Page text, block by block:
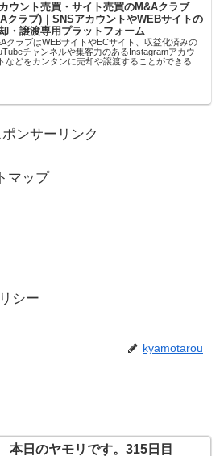
ウント売買・サイト売買のM&Aクラブ
クラブ)｜SNSアカウントやWEBサイトの
・譲渡専用プラットフォーム
クラブはWEBサイトやECサイト、収益化済みの
チャンネルや集客力のあるInstagramアカウ
などをカンタンに売却や譲渡することができるプ
ポンサーリンク
マップ
シー
kyamotarou
本日のヤモリです。315日目